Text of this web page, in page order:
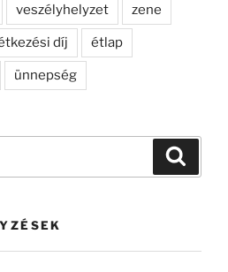
veszélyhelyzet zene
díj étlap
ünnepség